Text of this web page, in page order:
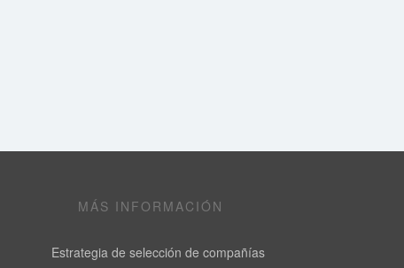
MÁS INFORMACIÓN
Estrategia de selección de compañías